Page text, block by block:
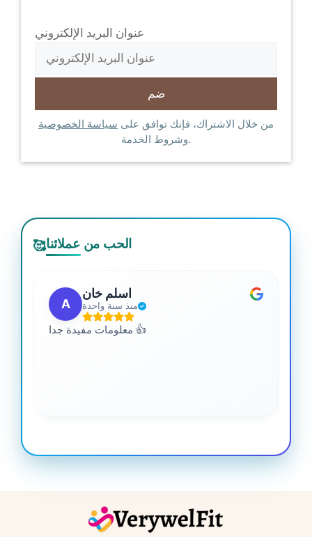
عنوان البريد الإلكتروني
من خلال الاشتراك، فإنك توافق على سياسة الخصوصية
وشروط الخدمة.
🥰الحب من عملائنا
A
اسلم خان
منذ سنة واحدة
معلومات مفيدة جدا 👍